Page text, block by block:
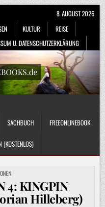
KULTUR
REISE
U. DATENSCHUTZERKLÄRUNG
8. AUGUST 2026
SACHBUCH FREEONLINEBOOK
(KOSTENLOS)
4: KINGPIN
Hilleberg)